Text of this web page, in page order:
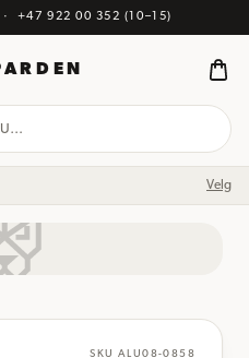
· +47 922 00 352 (10–15)
Velg
SKU ALU08-0858